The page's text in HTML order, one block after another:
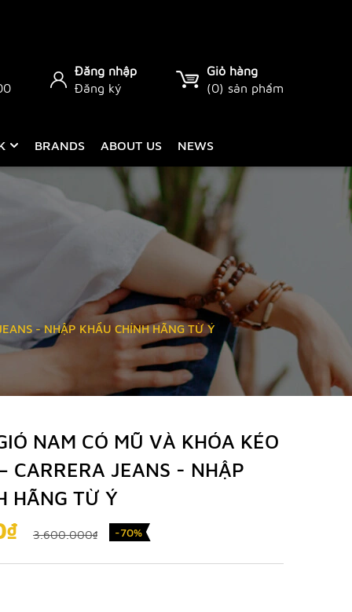
Đăng nhập
Đăng ký
Giỏ hàng
(0) sản phẩm
BRANDS ABOUT US NEWS
- NHẬP KHẨU CHÍNH HÃNG TỪ Ý
NAM CÓ MŨ VÀ KHÓA KÉO
CARRERA JEANS - NHẬP
HÃNG TỪ Ý
3.600.000₫ -70%